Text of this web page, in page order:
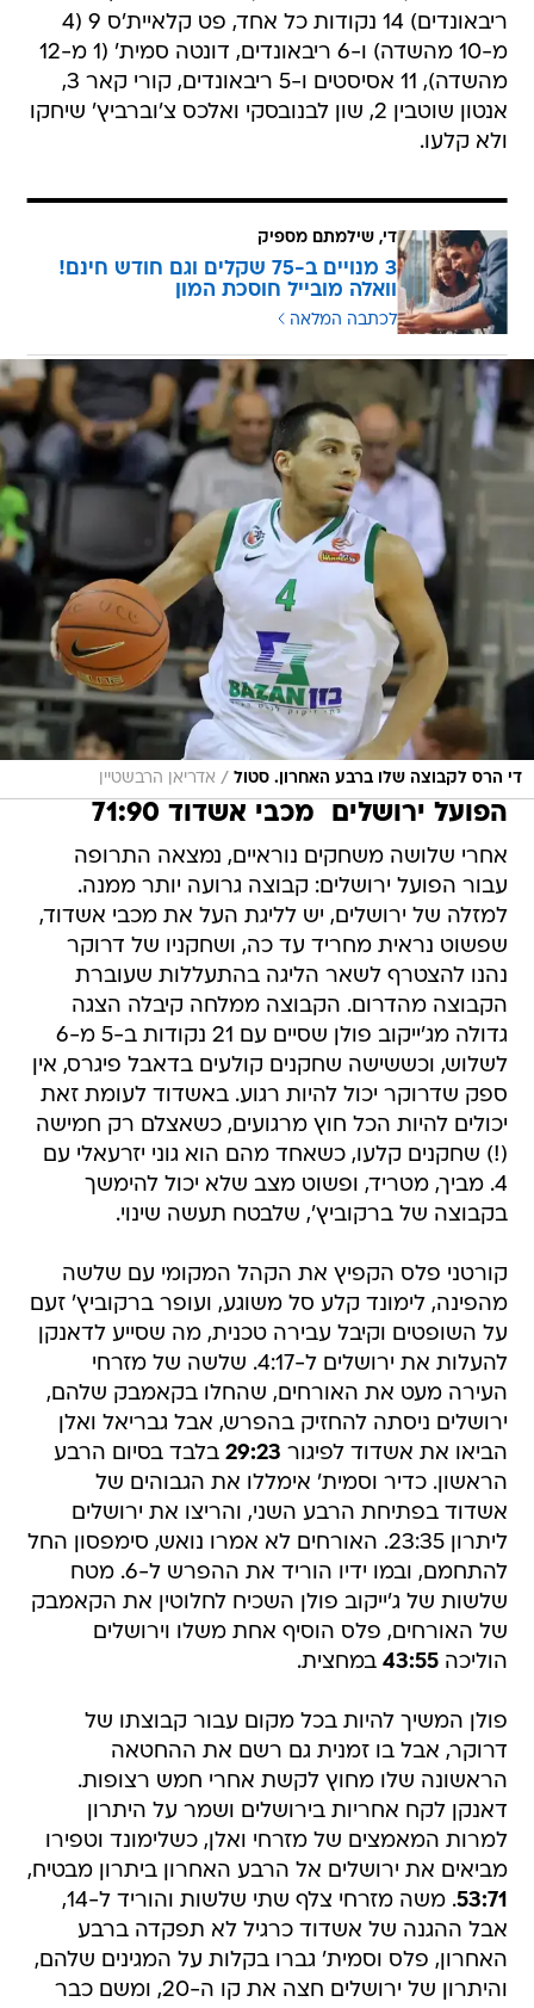
ריבאונדים) 14 נקודות כל אחד, פט קלאיית'ס 9 (4
מ-10 מהשדה) ו-6 ריבאונדים, דונטה סמית' (1 מ-12
מהשדה), 11 אסיסטים ו-5 ריבאונדים, קורי קאר 3,
אנטון שוטבין 2, שון לבנובסקי ואלכס צ'וברביץ' שיחקו
ולא קלעו.
די, שילמתם מספיק
3 מנויים ב-75 שקלים וגם חודש חינם!
וואלה מובייל חוסכת המון
לכתבה המלאה
די הרס לקבוצה שלו ברבע האחרון. סטול / אדריאן הרבשטיין
הפועל ירושלים  מכבי אשדוד 71:90
אחרי שלושה משחקים נוראיים, נמצאה התרופה
עבור הפועל ירושלים: קבוצה גרועה יותר ממנה.
למזלה של ירושלים, יש לליגת העל את מכבי אשדוד,
שפשוט נראית מחריד עד כה, ושחקניו של דרוקר
נהנו להצטרף לשאר הליגה בהתעללות שעוברת
הקבוצה מהדרום. הקבוצה ממלחה קיבלה הצגה
גדולה מג'ייקוב פולן שסיים עם 21 נקודות ב-5 מ-6
לשלוש, וכששישה שחקנים קולעים בדאבל פיגרס, אין
ספק שדרוקר יכול להיות רגוע. באשדוד לעומת זאת
יכולים להיות הכל חוץ מרגועים, כשאצלם רק חמישה
(!) שחקנים קלעו, כשאחד מהם הוא גוני יזרעאלי עם
4. מביך, מטריד, ופשוט מצב שלא יכול להימשך
בקבוצה של ברקוביץ', שלבטח תעשה שינוי.
קורטני פלס הקפיץ את הקהל המקומי עם שלשה
מהפינה, לימונד קלע סל משוגע, ועופר ברקוביץ' זעם
על השופטים וקיבל עבירה טכנית, מה שסייע לדאנקן
להעלות את ירושלים ל-4:17. שלשה של מזרחי
העירה מעט את האורחים, שהחלו בקאמבק שלהם,
ירושלים ניסתה להחזיק בהפרש, אבל גבריאל ואלן
הביאו את אשדוד לפיגור 29:23 בלבד בסיום הרבע
הראשון. כדיר וסמית' אימללו את הגבוהים של
אשדוד בפתיחת הרבע השני, והריצו את ירושלים
ליתרון 23:35. האורחים לא אמרו נואש, סימפסון החל
להתחמם, ובמו ידיו הוריד את ההפרש ל-6. מטח
שלשות של ג'ייקוב פולן השכיח לחלוטין את הקאמבק
של האורחים, פלס הוסיף אחת משלו וירושלים
הוליכה43:55 במחצית.
פולן המשיך להיות בכל מקום עבור קבוצתו של
דרוקר, אבל בו זמנית גם רשם את ההחטאה
הראשונה שלו מחוץ לקשת אחרי חמש רצופות.
דאנקן לקח אחריות בירושלים ושמר על היתרון
למרות המאמצים של מזרחי ואלן, כשלימונד וטפירו
מביאים את ירושלים אל הרבע האחרון ביתרון מבטיח,
53:71
. משה מזרחי צלף שתי שלשות והוריד ל-14,
אבל ההגנה של אשדוד כרגיל לא תפקדה ברבע
האחרון, פלס וסמית' גברו בקלות על המגינים שלהם,
והיתרון של ירושלים חצה את קו ה-20, ומשם כבר